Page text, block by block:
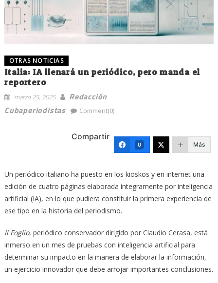
OTRAS NOTICIAS
Italia: IA llenará un periódico, pero manda el
reportero
marzo 25, 2025
Redacción
Cubaperiodistas
Comment(0)
Compartir
0 Más
Un periódico italiano ha puesto en los kioskos y en internet una
edición de cuatro páginas elaborada íntegramente por inteligencia
artificial (IA), en lo que pudiera constituir la primera experiencia de
ese tipo en la historia del periodismo.
Il Foglio, periódico conservador dirigido por Claudio Cerasa, está
inmerso en un mes de pruebas con inteligencia artificial para
determinar su impacto en la manera de elaborar la información,
un ejercicio innovador que debe arrojar importantes conclusiones.